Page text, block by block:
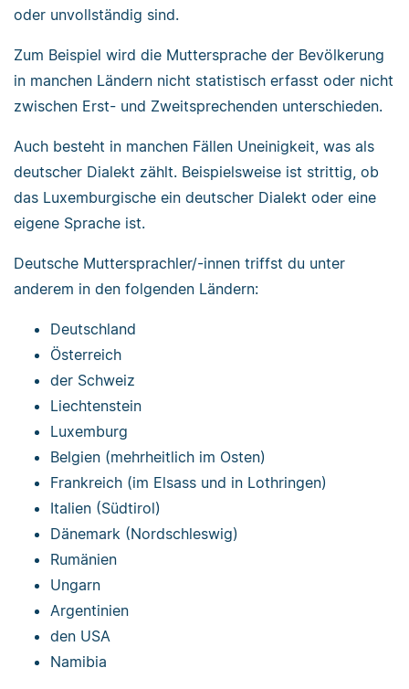
oder unvollständig sind.
Zum Beispiel wird die Muttersprache der Bevölkerung
in manchen Ländern nicht statistisch erfasst oder nicht
zwischen Erst- und Zweitsprechenden unterschieden.
Auch besteht in manchen Fällen Uneinigkeit, was als
deutscher Dialekt zählt. Beispielsweise ist strittig, ob
das Luxemburgische ein deutscher Dialekt oder eine
eigene Sprache ist.
Deutsche Muttersprachler/-innen triffst du unter
anderem in den folgenden Ländern:
Deutschland
Österreich
der Schweiz
Liechtenstein
Luxemburg
Belgien (mehrheitlich im Osten)
Frankreich (im Elsass und in Lothringen)
Italien (Südtirol)
Dänemark (Nordschleswig)
Rumänien
Ungarn
Argentinien
den USA
Namibia